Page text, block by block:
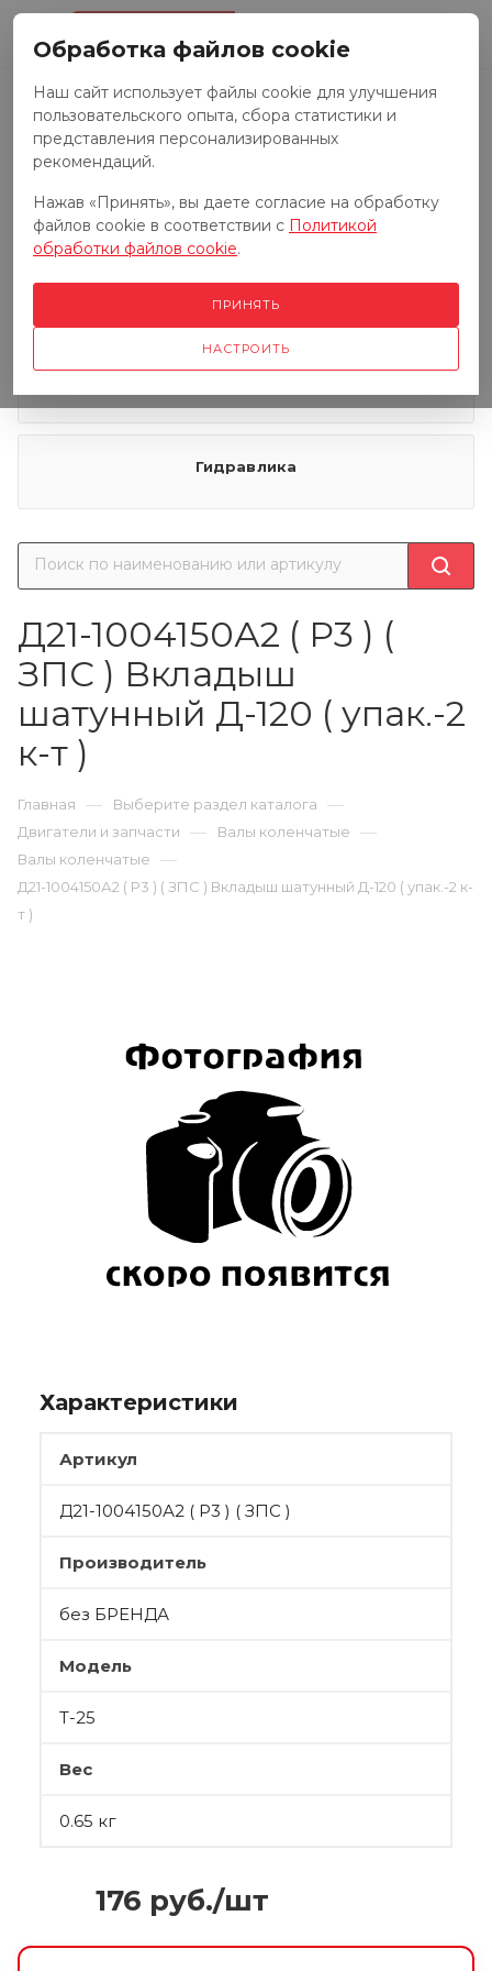
Запчасти к тракторам
Запчасти к грузовым автомобилям
Гидравлика
Д21-1004150А2 ( Р3 ) (
ЗПС ) Вкладыш
шатунный Д-120 ( упак.-2
к-т )
Главная — Выберите раздел каталога —
Двигатели и запчасти — Валы коленчатые —
Валы коленчатые —
Д21-1004150А2 ( Р3 ) ( ЗПС ) Вкладыш шатунный Д-120 ( упак.-2 к-
т )
Характеристики
Артикул
Д21-1004150А2 ( Р3 ) ( ЗПС )
Производитель
без БРЕНДА
Модель
Т-25
Вес
0.65 кг
176 руб./шт
Обработка файлов cookie
Наш сайт использует файлы cookie для улучшения
пользовательского опыта, сбора статистики и
представления персонализированных
рекомендаций.
Нажав «Принять», вы даете согласие на обработку
файлов cookie в соответствии с Политикой
обработки файлов cookie.
НАСТРОИТЬ
ПРИНЯТЬ